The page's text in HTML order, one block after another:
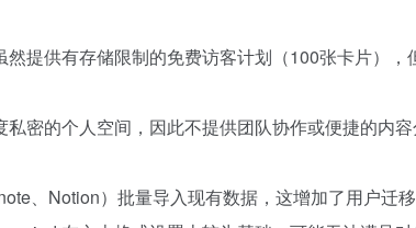
然提供有存储限制的免费访客计划（100张卡片）
私密的个人空间，因此不提供团队协作或便捷的内
、Notion）批量导入现有数据，这增加了用户迁移